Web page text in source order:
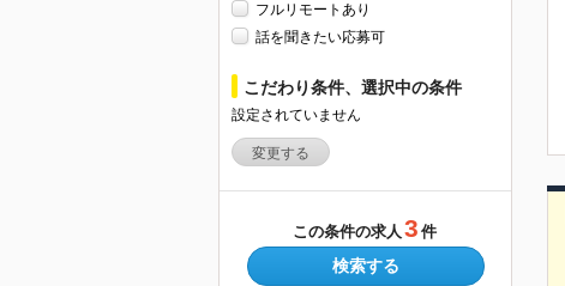
フルリモートあり
話を聞きたい応募可
こだわり条件、選択中の条件
設定されていません
変更する
この条件の求人 3 件
検索する